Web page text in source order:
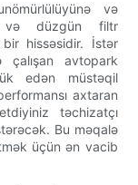
və
və düzgün filtr
hissəsidir. İstər
çalışan avtopark
edən müstəqil
axtaran
təchizatçı
Bu məqalə
üçün ən vacib